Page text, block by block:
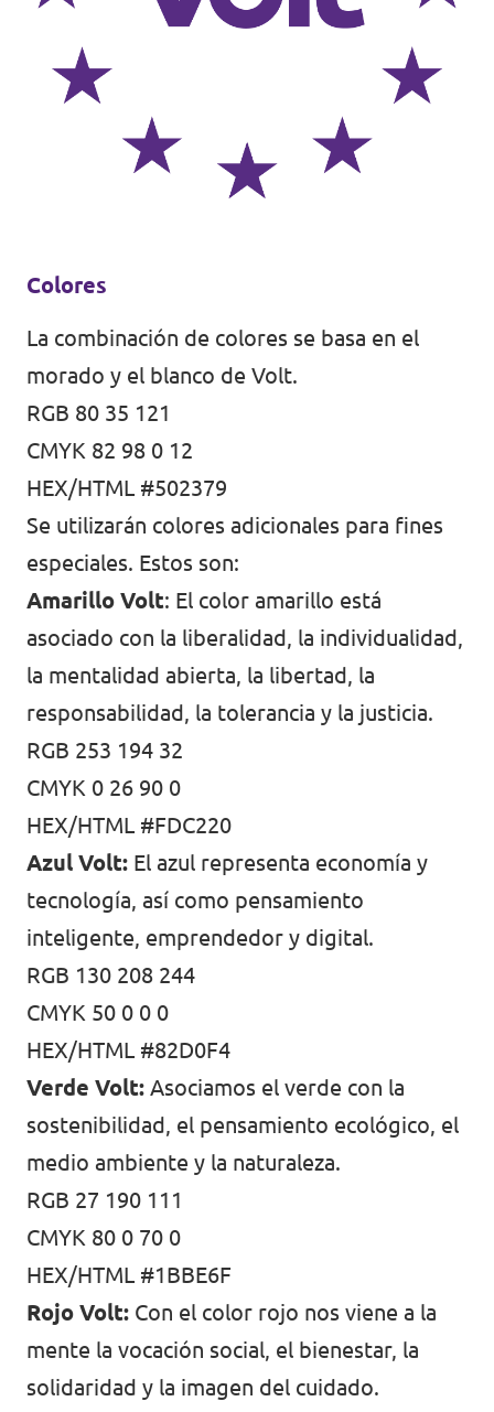
Colores
La combinación de colores se basa en el
morado y el blanco de Volt.
RGB 80 35 121
CMYK 82 98 0 12
HEX/HTML #502379
Se utilizarán colores adicionales para fines
especiales. Estos son:
Amarillo Volt: El color amarillo está
asociado con la liberalidad, la individualidad,
la mentalidad abierta, la libertad, la
responsabilidad, la tolerancia y la justicia.
RGB 253 194 32
CMYK 0 26 90 0
HEX/HTML #FDC220
Azul Volt: El azul representa economía y
tecnología, así como pensamiento
inteligente, emprendedor y digital.
RGB 130 208 244
CMYK 50 0 0 0
HEX/HTML #82D0F4
Verde Volt: Asociamos el verde con la
sostenibilidad, el pensamiento ecológico, el
medio ambiente y la naturaleza.
RGB 27 190 111
CMYK 80 0 70 0
HEX/HTML #1BBE6F
Rojo Volt: Con el color rojo nos viene a la
mente la vocación social, el bienestar, la
solidaridad y la imagen del cuidado.